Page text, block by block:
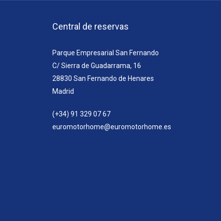
Central de reservas
Parque Empresarial San Fernando
C/ Sierra de Guadarrama, 16
28830 San Fernando de Henares
Madrid
(+34) 91 329 07 67
euromotorhome@euromotorhome.es